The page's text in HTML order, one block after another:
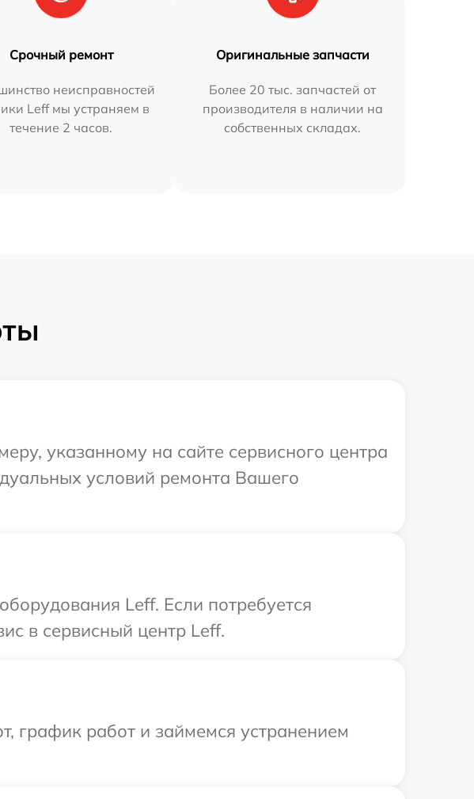
Срочный ремонт
неисправностей
Leff мы устраняем в
течение 2 часов.
Оригинальные запчасти
Более 20 тыс. запчастей от
производителя в наличии на
собственных складах.
указанному на сайте сервисного центра
условий ремонта Вашего
Leff. Если потребуется
в сервисный центр Leff.
график работ и займемся устранением